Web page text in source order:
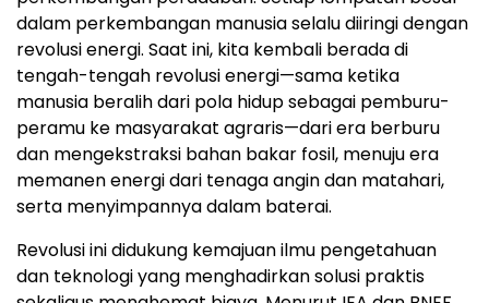
dalam perkembangan manusia selalu diiringi dengan
revolusi energi. Saat ini, kita kembali berada di
tengah-tengah revolusi energi—sama ketika
manusia beralih dari pola hidup sebagai pemburu-
peramu ke masyarakat agraris—dari era berburu
dan mengekstraksi bahan bakar fosil, menuju era
memanen energi dari tenaga angin dan matahari,
serta menyimpannya dalam baterai.
Revolusi ini didukung kemajuan ilmu pengetahuan
dan teknologi yang menghadirkan solusi praktis